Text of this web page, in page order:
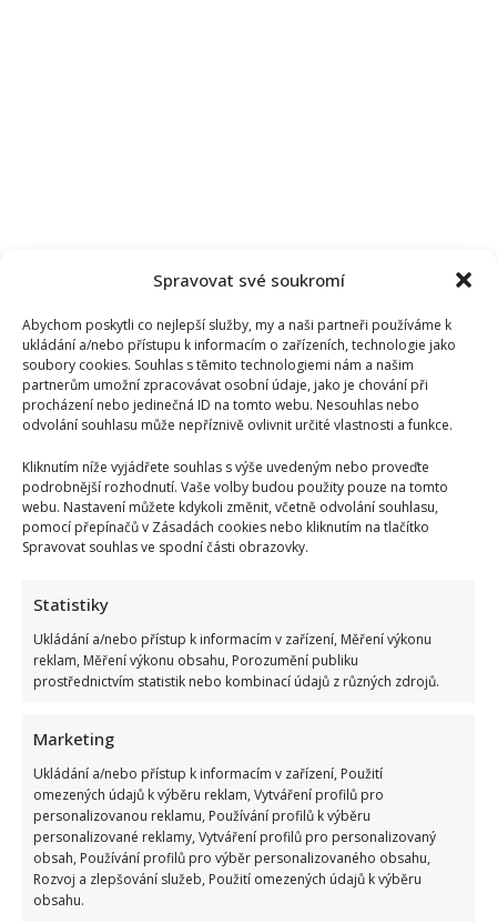
Spravovat své soukromí
Abychom poskytli co nejlepší služby, my a naši partneři používáme k
ukládání a/nebo přístupu k informacím o zařízeních, technologie jako
soubory cookies. Souhlas s těmito technologiemi nám a našim
partnerům umožní zpracovávat osobní údaje, jako je chování při
procházení nebo jedinečná ID na tomto webu. Nesouhlas nebo
odvolání souhlasu může nepříznivě ovlivnit určité vlastnosti a funkce.
Kliknutím níže vyjádřete souhlas s výše uvedeným nebo proveďte
podrobnější rozhodnutí. Vaše volby budou použity pouze na tomto
webu. Nastavení můžete kdykoli změnit, včetně odvolání souhlasu,
pomocí přepínačů v Zásadách cookies nebo kliknutím na tlačítko
Spravovat souhlas ve spodní části obrazovky.
Statistiky
Ukládání a/nebo přístup k informacím v zařízení, Měření výkonu
reklam, Měření výkonu obsahu, Porozumění publiku
prostřednictvím statistik nebo kombinací údajů z různých zdrojů.
Marketing
Ukládání a/nebo přístup k informacím v zařízení, Použití
omezených údajů k výběru reklam, Vytváření profilů pro
personalizovanou reklamu, Používání profilů k výběru
personalizované reklamy, Vytváření profilů pro personalizovaný
obsah, Používání profilů pro výběr personalizovaného obsahu,
Rozvoj a zlepšování služeb, Použití omezených údajů k výběru
obsahu.